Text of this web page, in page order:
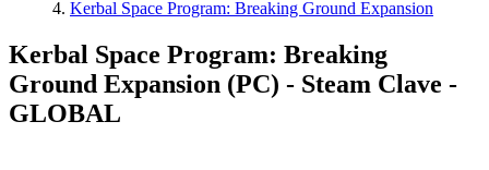
Kerbal Space Program: Breaking Ground Expansion
Kerbal Space Program: Breaking
Ground Expansion (PC) - Steam Clave -
GLOBAL